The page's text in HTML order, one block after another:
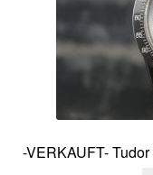
Kontakt
-VERKAUFT-